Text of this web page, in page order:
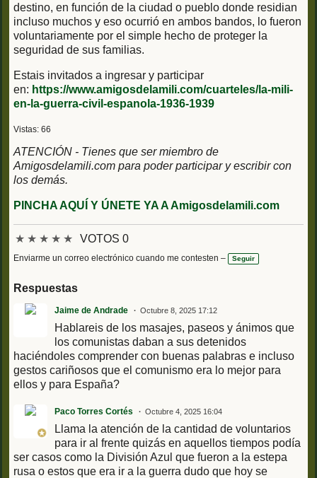
destino, en función de la ciudad o pueblo donde residian
incluso muchos y eso ocurrió en ambos bandos, lo fueron
voluntariamente por el simple hecho de proteger la
seguridad de sus familias.
Estais invitados a ingresar y participar
en: https://www.amigosdelamili.com/cuarteles/la-mili-
en-la-guerra-civil-espanola-1936-1939
Vistas: 66
ATENCIÓN - Tienes que ser miembro de
Amigosdelamili.com para poder participar y escribir con
los demás.
PINCHA AQUÍ Y ÚNETE YA A Amigosdelamili.com
★ ★ ★ ★ ★ VOTOS 0
Enviarme un correo electrónico cuando me contesten – Seguir
Respuestas
Jaime de Andrade Octubre 8, 2025 17:12
Hablareis de los masajes, paseos y ánimos que
los comunistas daban a sus detenidos
haciéndoles comprender con buenas palabras e incluso
gestos cariñosos que el comunismo era lo mejor para
ellos y para España?
Paco Torres Cortés Octubre 4, 2025 16:04
Llama la atención de la cantidad de voluntarios
para ir al frente quizás en aquellos tiempos podía
ser casos como la División Azul que fueron a la estepa
rusa o estos que era ir a la guerra dudo que hoy se